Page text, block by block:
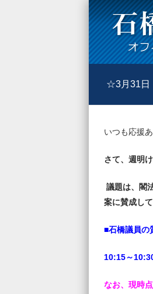
☆3月31日
いつも応援
さて、週明
議題は、閣
案に賛成し
■石橋議員の
10:15～
なお、現時